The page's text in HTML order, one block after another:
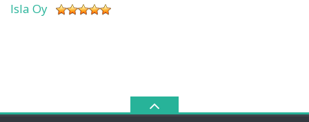
Isla Oy